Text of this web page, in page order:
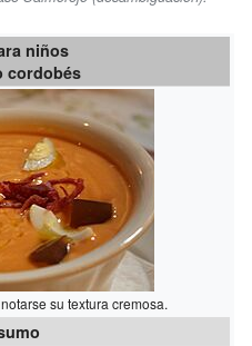
niños
cordobés
su textura cremosa.